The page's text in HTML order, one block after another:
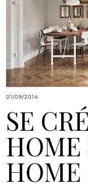
01/09/2014
SE
HOME
HOME